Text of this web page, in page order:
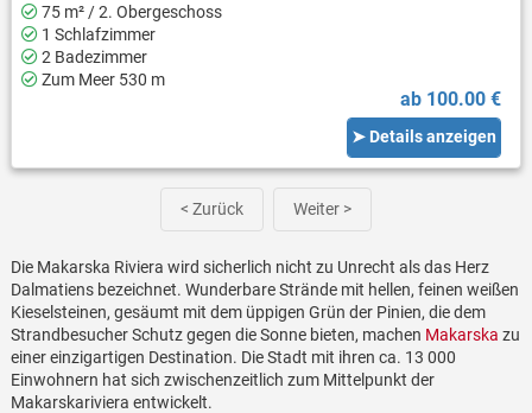
75 m² / 2. Obergeschoss
1 Schlafzimmer
2 Badezimmer
Zum Meer 530 m
ab 100.00 €
➤ Details anzeigen
< Zurück Weiter >
Die Makarska Riviera wird sicherlich nicht zu Unrecht als das Herz
Dalmatiens bezeichnet. Wunderbare Strände mit hellen, feinen weißen
Kieselsteinen, gesäumt mit dem üppigen Grün der Pinien, die dem
Strandbesucher Schutz gegen die Sonne bieten, machen Makarska zu
einer einzigartigen Destination. Die Stadt mit ihren ca. 13 000
Einwohnern hat sich zwischenzeitlich zum Mittelpunkt der
Makarskariviera entwickelt.